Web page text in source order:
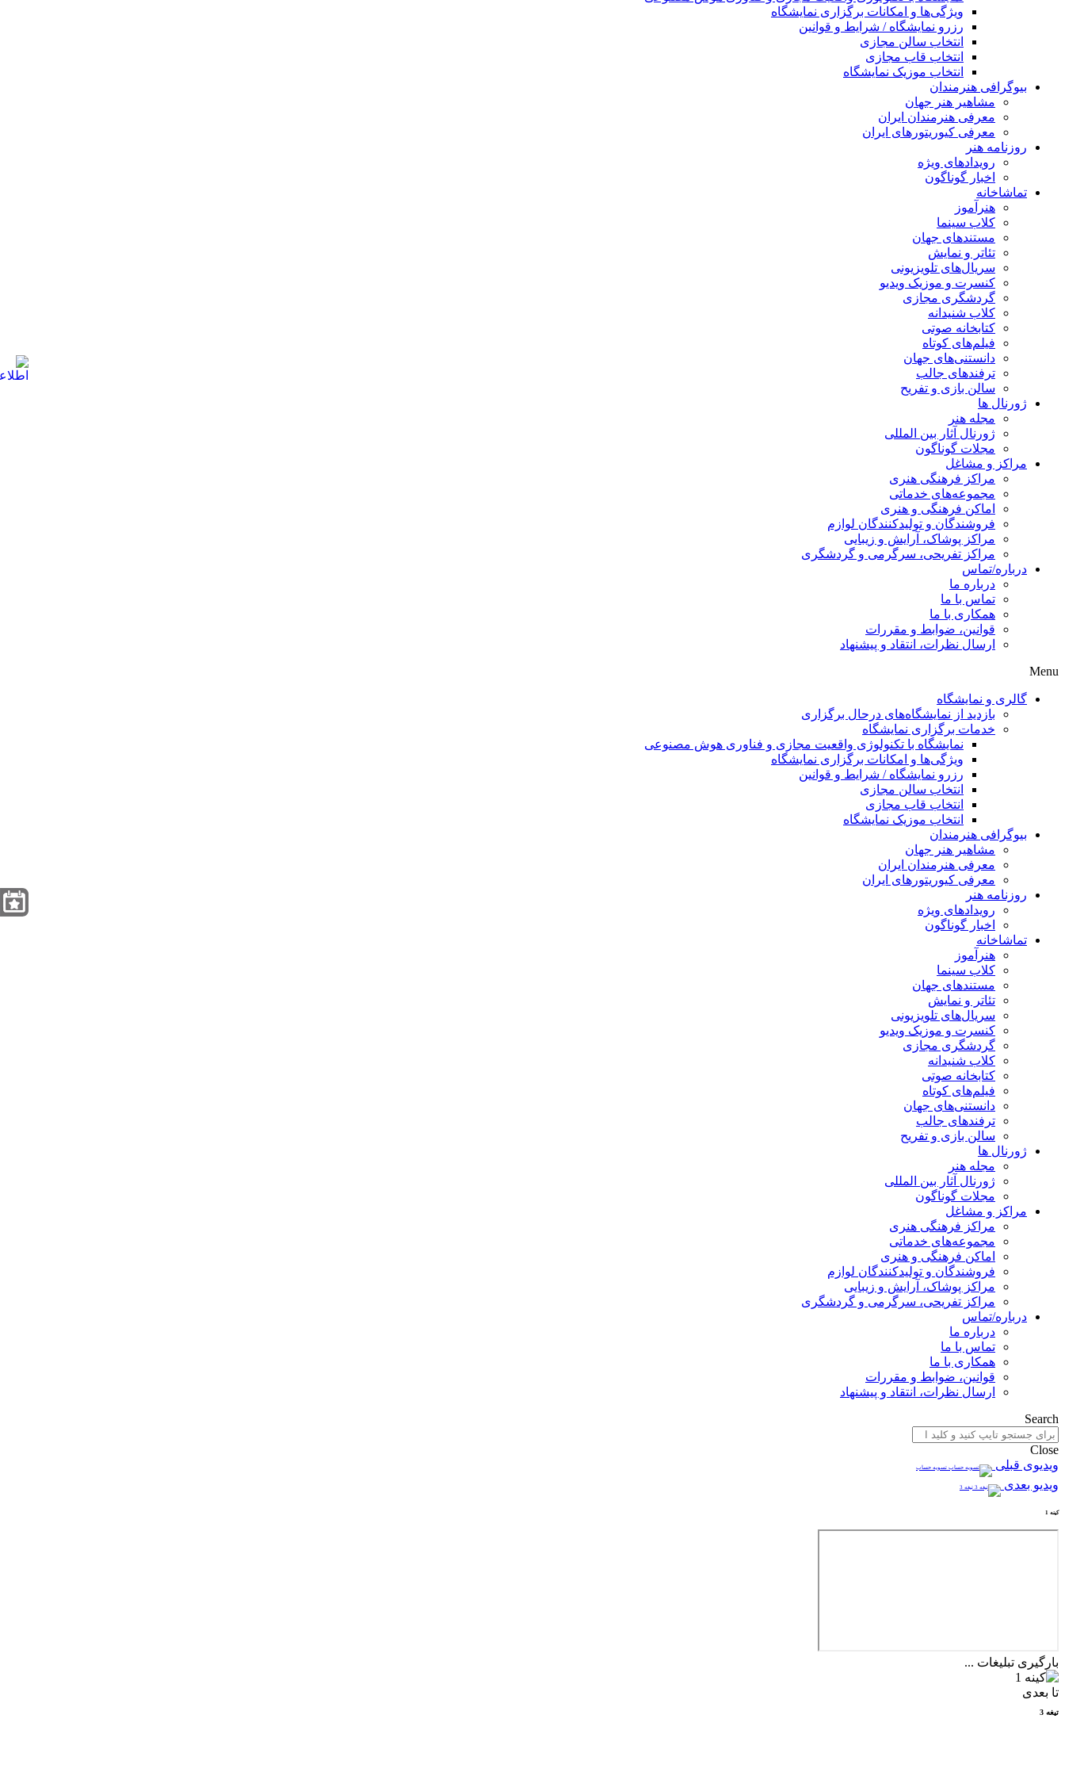
ویژگی‌ها و امکانات برگزاری نمایشگاه
رزرو نمایشگاه / شرایط و قوانین
انتخاب سالن مجازی
انتخاب قاب مجازی
انتخاب موزیک نمایشگاه
بیوگرافی هنرمندان
مشاهیر هنر جهان
معرفی هنرمندان ایران
معرفی کیوریتورهای ایران
روزنامه هنر
رویدادهای ویژه
اخبار گوناگون
تماشاخانه
هنرآموز
کلاب سینما
مستندهای جهان
تئاتر و نمایش
سریال‌های تلویزیونی
کنسرت و موزیک ویدیو
گردشگری مجازی
کلاب شنیدانه
کتابخانه صوتی
فیلم‌های کوتاه
دانستنی‌های جهان
ترفندهای جالب
سالن بازی و تفریح
ژورنال ها
مجله هنر
ژورنال آثار بین المللی
مجلات گوناگون
مراکز و مشاغل
مراکز فرهنگی هنری
مجموعه‌های خدماتی
اماکن فرهنگی و هنری
فروشندگان و تولیدکنندگان لوازم
مراکز پوشاک، آرایش و زیبایی
مراکز تفریحی، سرگرمی و گردشگری
درباره/تماس
درباره ما
تماس با ما
همکاری با ما
قوانین، ضوابط و مقررات
ارسال نظرات، انتقاد و پیشنهاد
Menu
گالری و نمایشگاه
بازدید از نمایشگاه‌های درحال برگزاری
خدمات برگزاری نمایشگاه
نمایشگاه با تکنولوژی واقعیت مجازی و فناوری هوش مصنوعی
ویژگی‌ها و امکانات برگزاری نمایشگاه
رزرو نمایشگاه / شرایط و قوانین
انتخاب سالن مجازی
انتخاب قاب مجازی
انتخاب موزیک نمایشگاه
بیوگرافی هنرمندان
مشاهیر هنر جهان
معرفی هنرمندان ایران
معرفی کیوریتورهای ایران
روزنامه هنر
رویدادهای ویژه
اخبار گوناگون
تماشاخانه
هنرآموز
کلاب سینما
مستندهای جهان
تئاتر و نمایش
سریال‌های تلویزیونی
کنسرت و موزیک ویدیو
گردشگری مجازی
کلاب شنیدانه
کتابخانه صوتی
فیلم‌های کوتاه
دانستنی‌های جهان
ترفندهای جالب
سالن بازی و تفریح
ژورنال ها
مجله هنر
ژورنال آثار بین المللی
مجلات گوناگون
مراکز و مشاغل
مراکز فرهنگی هنری
مجموعه‌های خدماتی
اماکن فرهنگی و هنری
فروشندگان و تولیدکنندگان لوازم
مراکز پوشاک، آرایش و زیبایی
مراکز تفریحی، سرگرمی و گردشگری
درباره/تماس
درباره ما
تماس با ما
همکاری با ما
قوانین، ضوابط و مقررات
ارسال نظرات، انتقاد و پیشنهاد
Search
Close
ویدیوی قبلی
تسویه حساب
ویدیو بعدی تیغه 3
کینه 1
بارگیری تبلیغات ...
تا بعدی
تیغه 3